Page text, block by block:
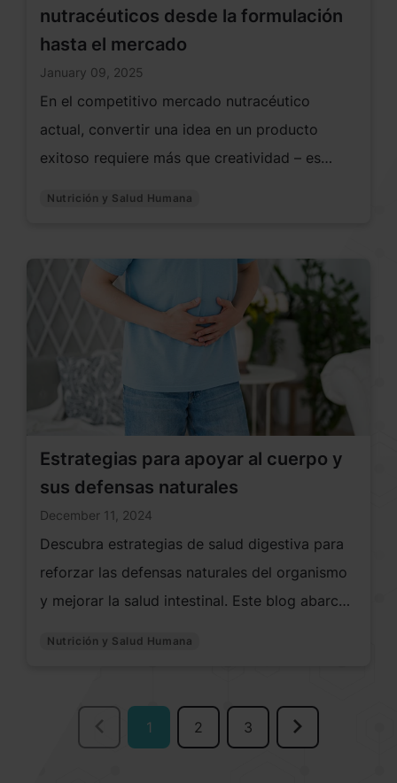
nutracéuticos desde la formulación
hasta el mercado
January 09, 2025
En el competitivo mercado nutracéutico
actual, convertir una idea en un producto
exitoso requiere más que creatividad – es
un socio de confianza para los fabricantes de
nutracéuticos, guiándoles en cada paso del
proceso, desde la formulación hasta el
Nutrición y Salud Humana
Estrategias para apoyar al cuerpo y
sus defensas naturales
December 11, 2024
Descubra estrategias de salud digestiva para
reforzar las defensas naturales del organismo
y mejorar la salud intestinal. Este blog abarca
intestinal y digestiva que promuevan la salud
digestiva de por vida.
Nutrición y Salud Humana
1 2 3 4